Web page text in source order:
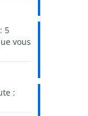
5
vous
: